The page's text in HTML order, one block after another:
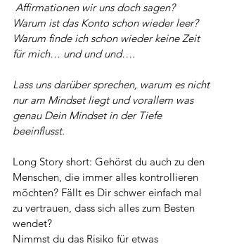
Affirmationen wir uns doch sagen?
Warum ist das Konto schon wieder leer?
Warum finde ich schon wieder keine Zeit
für mich… und und und….
Lass uns darüber sprechen, warum es nicht
nur am Mindset liegt und vorallem was
genau Dein Mindset in der Tiefe
beeinflusst.
Long Story short: Gehörst du auch zu den
Menschen, die immer alles kontrollieren
möchten? Fällt es Dir schwer einfach mal
zu vertrauen, dass sich alles zum Besten
wendet?
Nimmst du das Risiko für etwas